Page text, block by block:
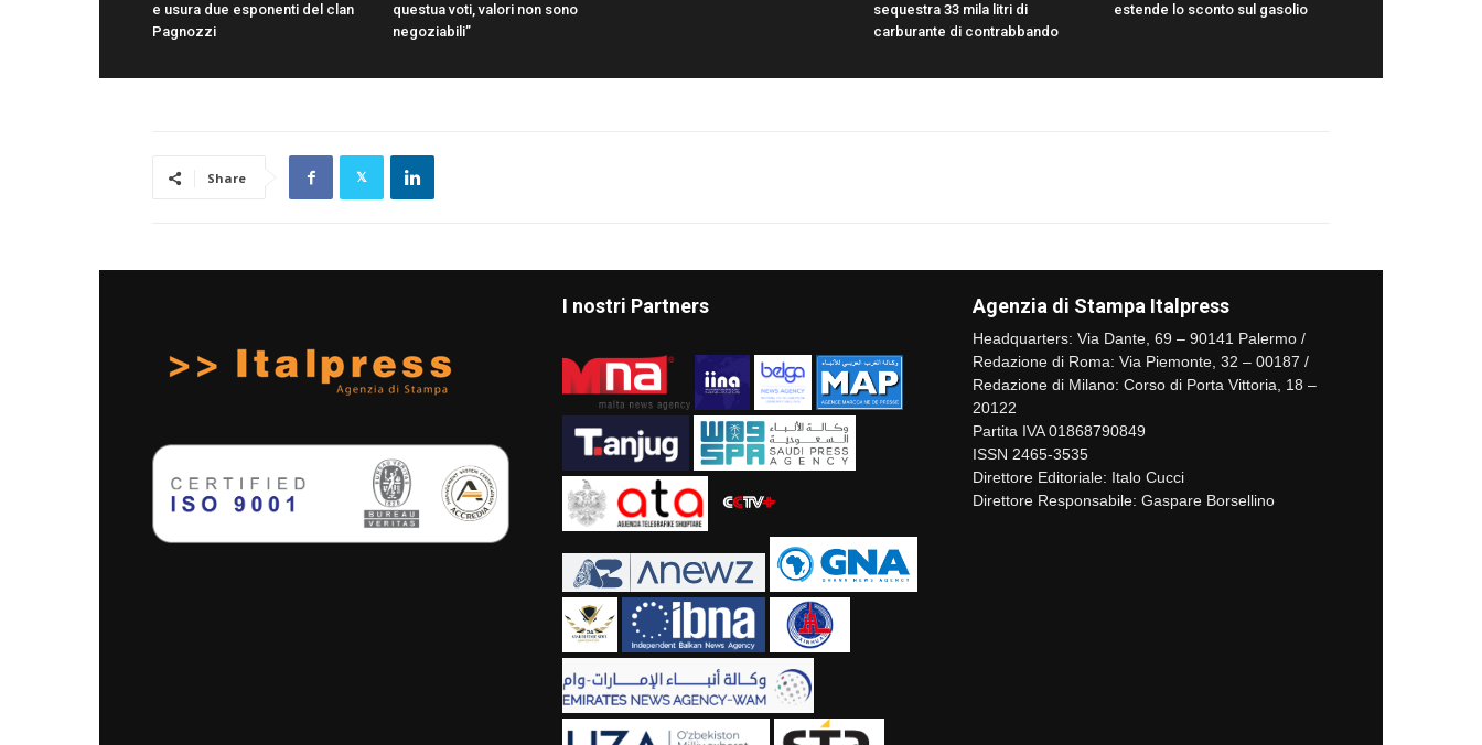
e usura due esponenti del clan
Pagnozzi
questua voti, valori non sono
negoziabili”
sequestra 33 mila litri di
carburante di contrabbando
estende lo sconto sul gasolio
Share
I nostri Partners Agenzia di Stampa Italpress
Headquarters: Via Dante, 69 – 90141 Palermo /
Redazione di Roma: Via Piemonte, 32 – 00187 /
Redazione di Milano: Corso di Porta Vittoria, 18 –
20122
Partita IVA 01868790849
ISSN 2465-3535
Direttore Editoriale: Italo Cucci
Direttore Responsabile: Gaspare Borsellino